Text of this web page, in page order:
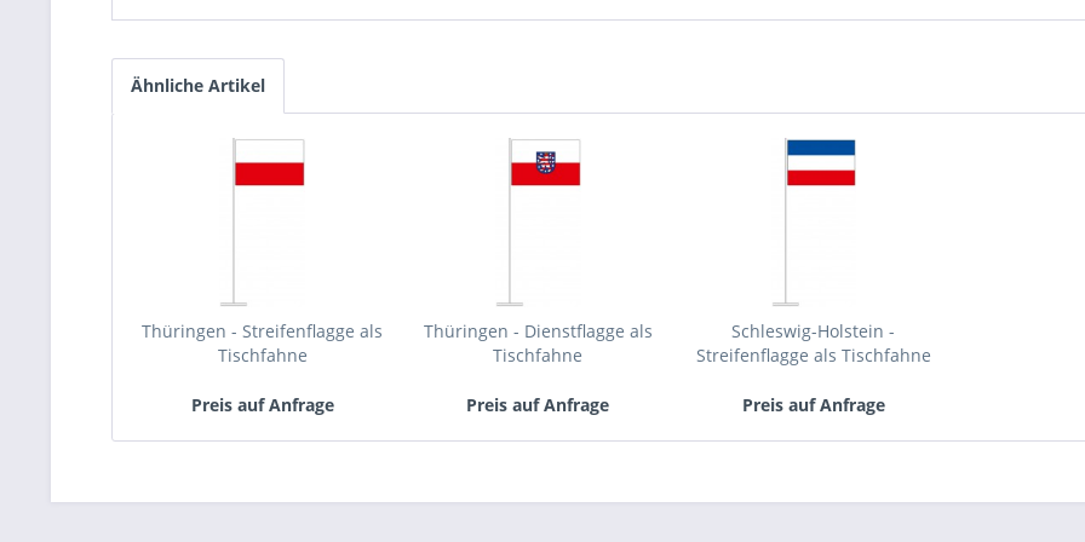
Ähnliche Artikel
Thüringen - Streifenflagge als
Tischfahne
Preis auf Anfrage
Thüringen - Dienstflagge als
Tischfahne
Preis auf Anfrage
Schleswig-Holstein -
Streifenflagge als Tischfahne
Preis auf Anfrage